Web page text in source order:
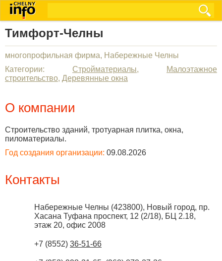
Тимфорт-Челны
многопрофильная фирма, Набережные Челны
Категории: Стройматериалы,
Малоэтажное
строительство, Деревянные окна
О компании
Строительство зданий, тротуарная плитка, окна,
пиломатериалы.
Год создания организации: 09.08.2026
Контакты
Набережные Челны (423800), Новый город, пр.
Хасана Туфана проспект, 12 (2/18), БЦ 2.18,
этаж 20, офис 2008
+7 (8552) 36-51-66